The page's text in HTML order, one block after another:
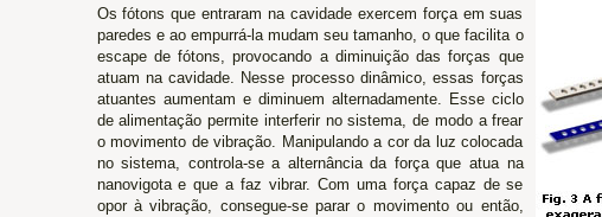
Os fótons que entraram na cavidade exercem força em suas
paredes e ao empurrá-la mudam seu tamanho, o que facilita o
escape de fótons, provocando a diminuição das forças que
atuam na cavidade. Nesse processo dinâmico, essas forças
atuantes aumentam e diminuem alternadamente. Esse ciclo
de alimentação permite interferir no sistema, de modo a frear
o movimento de vibração. Manipulando a cor da luz colocada
no sistema, controla-se a alternância da força que atua na
nanovigota e que a faz vibrar. Com uma força capaz de se
opor à vibração, consegue-se parar o movimento ou então,